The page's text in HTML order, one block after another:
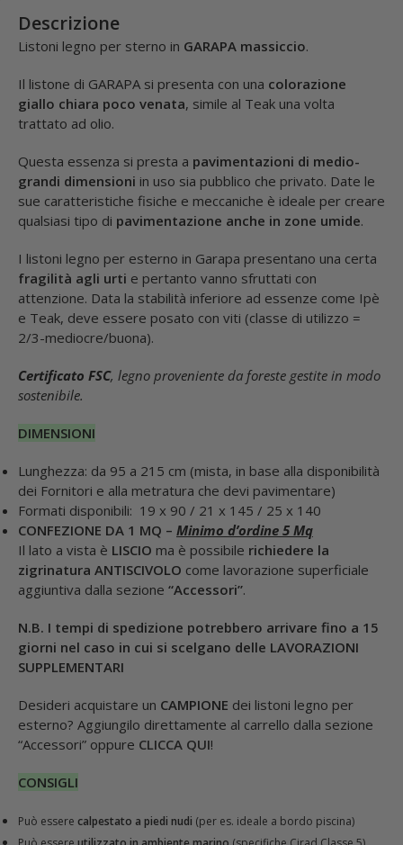
Descrizione
Listoni legno per sterno in GARAPA massiccio.
Il listone di GARAPA si presenta con una colorazione
giallo chiara poco venata, simile al Teak una volta
trattato ad olio.
Questa essenza si presta a pavimentazioni di medio-
grandi dimensioni in uso sia pubblico che privato. Date le
sue caratteristiche fisiche e meccaniche è ideale per creare
qualsiasi tipo di pavimentazione anche in zone umide.
I listoni legno per esterno in Garapa presentano una certa
fragilità agli urti e pertanto vanno sfruttati con
attenzione. Data la stabilità inferiore ad essenze come Ipè
e Teak, deve essere posato con viti (classe di utilizzo =
2/3-mediocre/buona).
Certificato FSC, legno proveniente da foreste gestite in modo
sostenibile.
DIMENSIONI
Lunghezza: da 95 a 215 cm (mista, in base alla disponibilità
dei Fornitori e alla metratura che devi pavimentare)
Formati disponibili: 19 x 90 / 21 x 145 / 25 x 140
CONFEZIONE DA 1 MQ – Minimo d’ordine 5 Mq
Il lato a vista è LISCIO ma è possibile richiedere la
zigrinatura ANTISCIVOLO come lavorazione superficiale
aggiuntiva dalla sezione “Accessori”.
N.B. I tempi di spedizione potrebbero arrivare fino a 15
giorni nel caso in cui si scelgano delle LAVORAZIONI
SUPPLEMENTARI
Desideri acquistare un CAMPIONE dei listoni legno per
esterno? Aggiungilo direttamente al carrello dalla sezione
“Accessori” oppure CLICCA QUI!
CONSIGLI
Può essere calpestato a piedi nudi (per es. ideale a bordo piscina)